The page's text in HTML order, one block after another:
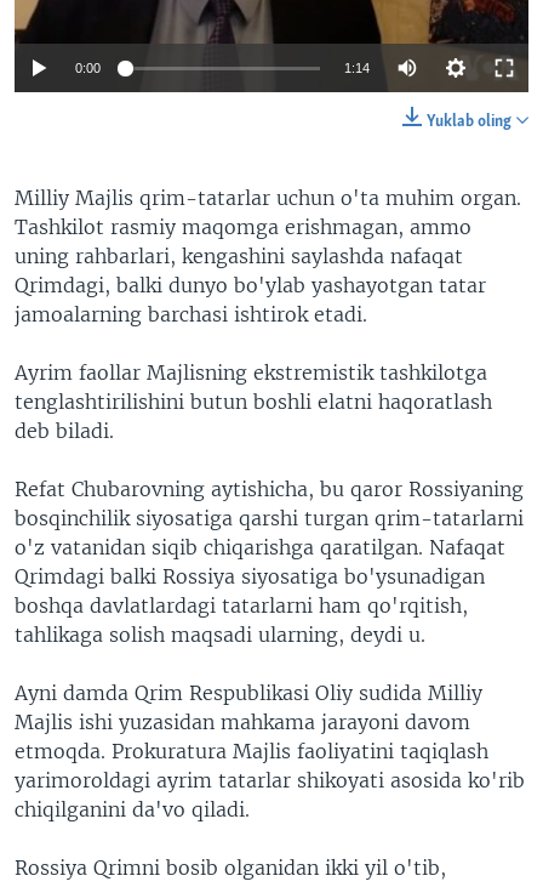
0:00 1:14
Yuklab oling
Milliy Majlis qrim-tatarlar uchun o'ta muhim organ.
Tashkilot rasmiy maqomga erishmagan, ammo
uning rahbarlari, kengashini saylashda nafaqat
Qrimdagi, balki dunyo bo'ylab yashayotgan tatar
jamoalarning barchasi ishtirok etadi.
Ayrim faollar Majlisning ekstremistik tashkilotga
tenglashtirilishini butun boshli elatni haqoratlash
deb biladi.
Refat Chubarovning aytishicha, bu qaror Rossiyaning
bosqinchilik siyosatiga qarshi turgan qrim-tatarlarni
o'z vatanidan siqib chiqarishga qaratilgan. Nafaqat
Qrimdagi balki Rossiya siyosatiga bo'ysunadigan
boshqa davlatlardagi tatarlarni ham qo'rqitish,
tahlikaga solish maqsadi ularning, deydi u.
Ayni damda Qrim Respublikasi Oliy sudida Milliy
Majlis ishi yuzasidan mahkama jarayoni davom
etmoqda. Prokuratura Majlis faoliyatini taqiqlash
yarimoroldagi ayrim tatarlar shikoyati asosida ko'rib
chiqilganini da'vo qiladi.
Rossiya Qrimni bosib olganidan ikki yil o'tib,